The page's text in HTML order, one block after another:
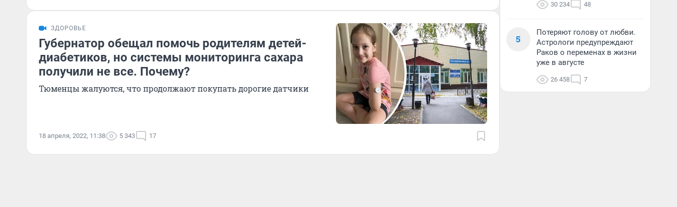
ЗДОРОВЬЕ
Губернатор обещал помочь родителям детей-
диабетиков, но системы мониторинга сахара
получили не все. Почему?
Тюменцы жалуются, что продолжают покупать дорогие датчики
18 апреля, 2022, 11:38 5 343 17
30 234 48
5
Потеряют голову от любви.
Астрологи предупреждают
Раков о переменах в жизни
уже в августе
26 458 7